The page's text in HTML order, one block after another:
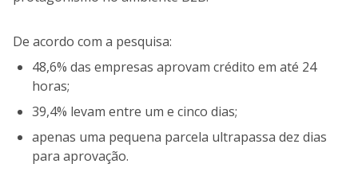
De acordo com a pesquisa:
48,6% das empresas aprovam crédito em até 24
horas;
39,4% levam entre um e cinco dias;
apenas uma pequena parcela ultrapassa dez dias
para aprovação.